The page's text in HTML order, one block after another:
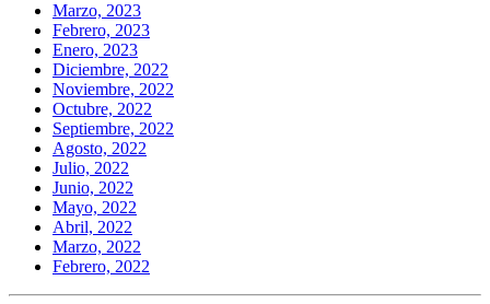
Marzo, 2023
Febrero, 2023
Enero, 2023
Diciembre, 2022
Noviembre, 2022
Octubre, 2022
Septiembre, 2022
Agosto, 2022
Julio, 2022
Junio, 2022
Mayo, 2022
Abril, 2022
Marzo, 2022
Febrero, 2022